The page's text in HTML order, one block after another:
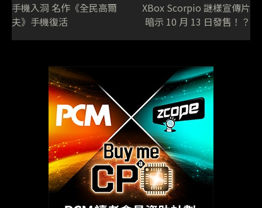
手機入洞 名作《全民高爾
夫》手機復活
XBox Scorpio 謎樣宣傳片
暗示 10 月 13 日發售！？